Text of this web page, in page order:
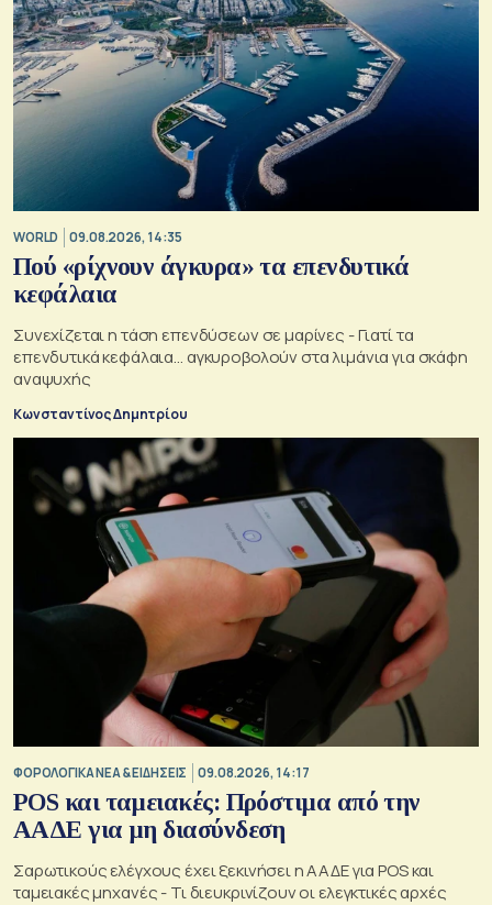
WORLD 09.08.2026, 14:35
Πού «ρίχνουν άγκυρα» τα επενδυτικά
κεφάλαια
Συνεχίζεται η τάση επενδύσεων σε μαρίνες - Γιατί τα
επενδυτικά κεφάλαια… αγκυροβολούν στα λιμάνια για σκάφη
αναψυχής
Κωνσταντίνος Δημητρίου
ΦΟΡΟΛΟΓΙΚΑ ΝΕΑ & EΙΔΗΣΕΙΣ 09.08.2026, 14:17
POS και ταμειακές: Πρόστιμα από την
ΑΑΔΕ για μη διασύνδεση
Σαρωτικούς ελέγχους έχει ξεκινήσει η ΑΑΔΕ για POS και
ταμειακές μηχανές - Τι διευκρινίζουν οι ελεγκτικές αρχές